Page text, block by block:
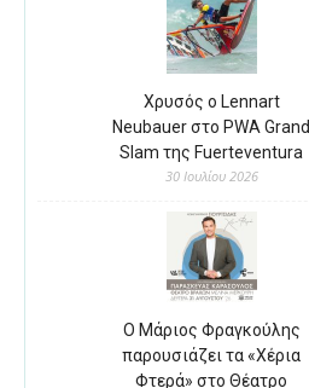
Χρυσός ο Lennart
Neubauer στο PWA Grand
Slam της Fuerteventura
30 Ιουλίου 2026
Ο Μάριος Φραγκούλης
παρουσιάζει τα «Χέρια
Φτερά» στο Θέατρο